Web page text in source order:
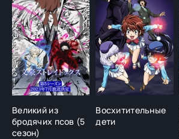
Великий из
бродячих псов (5
сезон)
Восхитительные
дети